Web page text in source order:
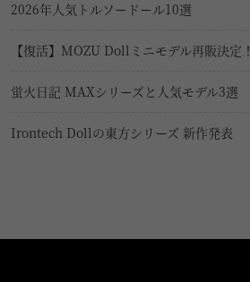
2026年人気トルソードール10選
【復活】MOZU Dollミニモデル再販決定！
蛍火日記 MAXシリーズと人気モデル3選
Irontech Dollの東方シリーズ 新作発表